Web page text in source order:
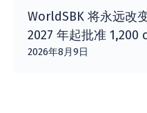
WorldSBK 将永远改
2027 年起批准 1,200
2026年8月9日